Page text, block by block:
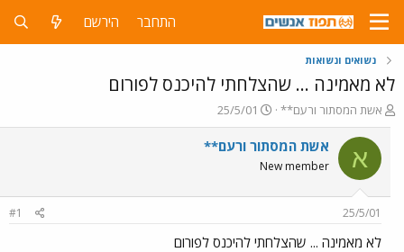
התחבר הירשם
נשואים ונשואות
לא מאמינה ... שהצלחתי להיכנס לפורום
פ
ו
ת
ח
ה
ש
א
אשת המסתור ורעם**
פ
ו
ר
ר
25/5/01
א אשת המסתור ורעם**
New member
25/5/01
#1
לא מאמינה ... שהצלחתי להיכנס לפורום